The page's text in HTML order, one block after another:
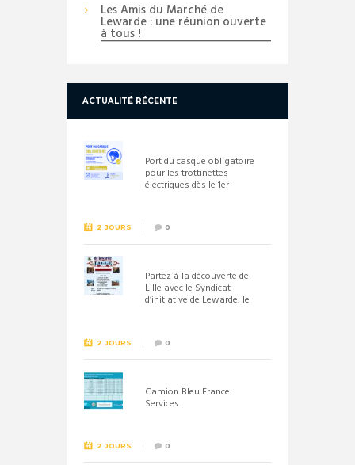
Les Amis du Marché de
Lewarde : une réunion ouverte
à tous !
ACTUALITÉ RÉCENTE
Port du casque obligatoire
pour les trottinettes
électriques dès le 1er
2 JOURS 0
Partez à la découverte de
Lille avec le Syndicat
d’initiative de Lewarde, le
2 JOURS 0
Camion Bleu France
Services
2 JOURS 0